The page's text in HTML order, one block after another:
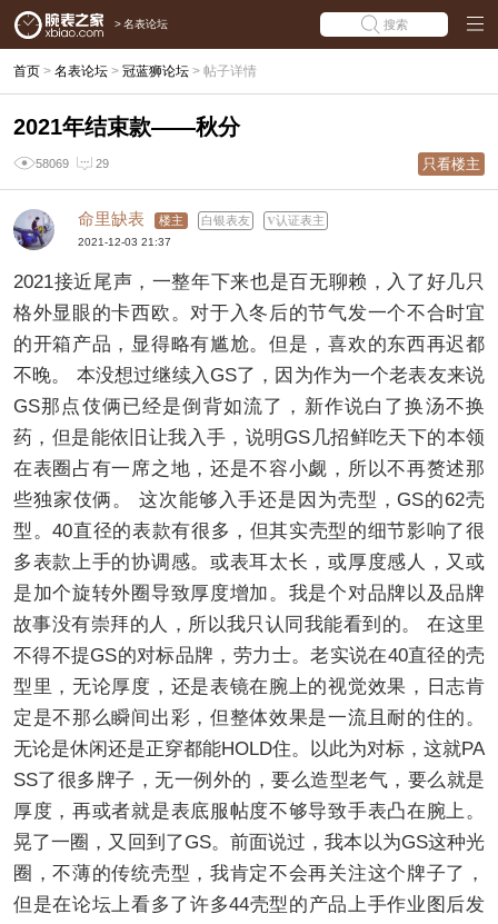
> 名表论坛 搜索
首页 > 名表论坛 > 冠蓝狮论坛 > 帖子详情
2021年结束款——秋分
58069 29 只看楼主
命里缺表 楼主 白银表友 认证表主
2021-12-03 21:37
2021接近尾声，一整年下来也是百无聊赖，入了好几只
格外显眼的卡西欧。对于入冬后的节气发一个不合时宜
的开箱产品，显得略有尴尬。但是，喜欢的东西再迟都
不晚。 本没想过继续入GS了，因为作为一个老表友来说
GS那点伎俩已经是倒背如流了，新作说白了换汤不换
药，但是能依旧让我入手，说明GS几招鲜吃天下的本领
在表圈占有一席之地，还是不容小觑，所以不再赘述那
些独家伎俩。 这次能够入手还是因为壳型，GS的62壳
型。40直径的表款有很多，但其实壳型的细节影响了很
多表款上手的协调感。或表耳太长，或厚度感人，又或
是加个旋转外圈导致厚度增加。我是个对品牌以及品牌
故事没有崇拜的人，所以我只认同我能看到的。 在这里
不得不提GS的对标品牌，劳力士。老实说在40直径的壳
型里，无论厚度，还是表镜在腕上的视觉效果，日志肯
定是不那么瞬间出彩，但整体效果是一流且耐的住的。
无论是休闲还是正穿都能HOLD住。以此为对标，这就PA
SS了很多牌子，无一例外的，要么造型老气，要么就是
厚度，再或者就是表底服帖度不够导致手表凸在腕上。
晃了一圈，又回到了GS。前面说过，我本以为GS这种光
圈，不薄的传统壳型，我肯定不会再关注这个牌子了，
但是在论坛上看多了许多44壳型的产品上手作业图后发